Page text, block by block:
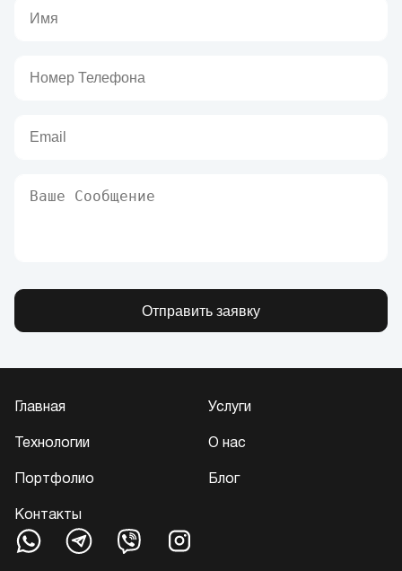
Отправить заявку
Главная Услуги
Технологии О нас
Портфолио Блог
Контакты